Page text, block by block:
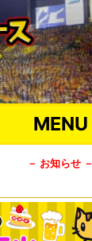
MENU
－ お知らせ －